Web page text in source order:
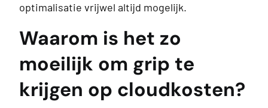
optimalisatie vrijwel altijd mogelijk.
Waarom is het zo
moeilijk om grip te
krijgen op cloudkosten?